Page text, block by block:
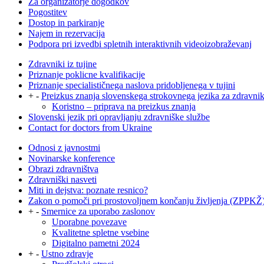
Pogostitev
Dostop in parkiranje
Najem in rezervacija
Podpora pri izvedbi spletnih interaktivnih videoizobraževanj
Zdravniki iz tujine
Priznanje poklicne kvalifikacije
Priznanje specialističnega naslova pridobljenega v tujini
+ - Preizkus znanja slovenskega strokovnega jezika za
Koristno – priprava na preizkus znanja
Slovenski jezik pri opravljanju zdravniške službe
Contact for doctors from Ukraine
Odnosi z javnostmi
Novinarske konference
Obrazi zdravništva
Zdravniški nasveti
Miti in dejstva: poznate resnico?
Zakon o pomoči pri prostovoljnem končanju življenja
+ - Smernice za uporabo zaslonov
Uporabne povezave
Kvalitetne spletne vsebine
Digitalno pametni 2024
+ - Ustno zdravje